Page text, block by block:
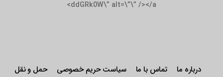
ddGRk0W\” alt=\”\” /></a>
درباره ما تماس با ما سیاست حریم خصوصی
حمل و نقل